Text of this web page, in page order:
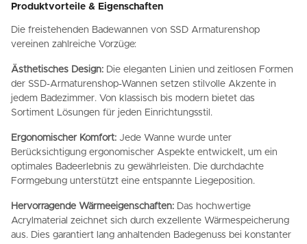
Produktvorteile & Eigenschaften
Die freistehenden Badewannen von SSD Armaturenshop
vereinen zahlreiche Vorzüge:
Ästhetisches Design: Die eleganten Linien und zeitlosen Formen
der SSD-Armaturenshop-Wannen setzen stilvolle Akzente in
jedem Badezimmer. Von klassisch bis modern bietet das
Sortiment Lösungen für jeden Einrichtungsstil.
Ergonomischer Komfort: Jede Wanne wurde unter
Berücksichtigung ergonomischer Aspekte entwickelt, um ein
optimales Badeerlebnis zu gewährleisten. Die durchdachte
Formgebung unterstützt eine entspannte Liegeposition.
Hervorragende Wärmeeigenschaften: Das hochwertige
Acrylmaterial zeichnet sich durch exzellente Wärmespeicherung
aus. Dies garantiert lang anhaltenden Badegenuss bei konstanter